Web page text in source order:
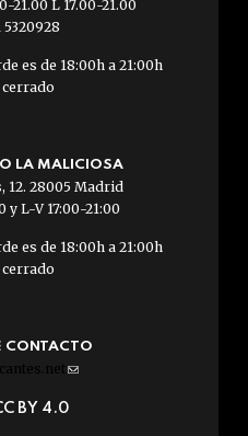
21.00 L 17.00-21.00
es de 18:00h a 21:00h
LA MALICIOSA
12. 28005 Madrid
y L-V 17:00-21:00
es de 18:00h a 21:00h
CONTACTO
(link
e-
BY 4.0